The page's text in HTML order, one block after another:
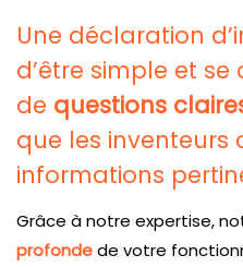
Une déclaration
d’être simple et
de questions
que les
informations
Grâce à notre expertise,
profondede votre